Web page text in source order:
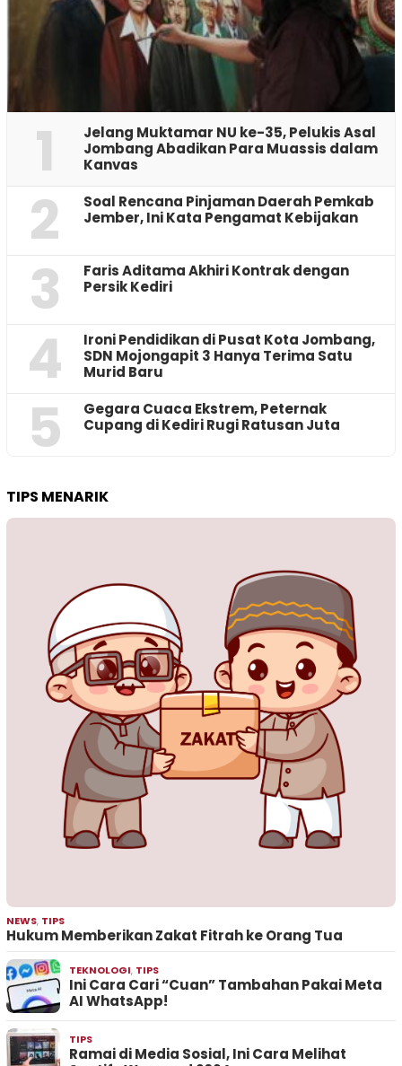
1
Jelang Muktamar NU ke-35, Pelukis Asal
Jombang Abadikan Para Muassis dalam
Kanvas
2
‎Soal Rencana Pinjaman Daerah Pemkab
Jember, Ini Kata Pengamat Kebijakan ‎
3
Faris Aditama Akhiri Kontrak dengan
Persik Kediri
4
Ironi Pendidikan di Pusat Kota Jombang,
SDN Mojongapit 3 Hanya Terima Satu
Murid Baru
5
‎Gegara Cuaca Ekstrem, Peternak
Cupang di Kediri Rugi Ratusan Juta
TIPS MENARIK
NEWS, TIPS
Hukum Memberikan Zakat Fitrah ke Orang Tua
TEKNOLOGI, TIPS
Ini Cara Cari “Cuan” Tambahan Pakai Meta
AI WhatsApp!
TIPS
Ramai di Media Sosial, Ini Cara Melihat